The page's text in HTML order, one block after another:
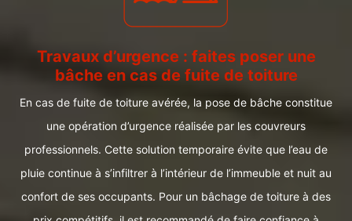
Travaux d’urgence : faites poser une
bâche en cas de fuite de toiture
En cas de fuite de toiture avérée, la pose de bâche constitue
une opération d’urgence réalisée par les couvreurs
professionnels. Cette solution temporaire évite que l’eau de
pluie continue à s’infiltrer à l’intérieur de l’immeuble et nuit au
confort de ses occupants. Pour un bâchage de toiture à des